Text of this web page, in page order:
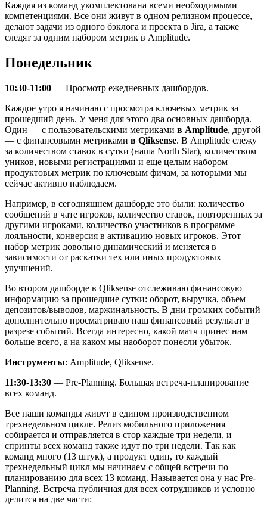
Каждая из команд укомплектована всеми необходимыми
компетенциями. Все они живут в одном релизном процессе,
делают задачи из одного бэклога и проекта в Jira, а также
следят за одним набором метрик в Amplitude.
Понедельник
10:30-11:00 — Просмотр ежедневных дашбордов.
Каждое утро я начинаю с просмотра ключевых метрик за
прошедший день. У меня для этого два основных дашборда.
Один — с пользовательскими метриками в Amplitude, другой
— с финансовыми метриками в Qliksense. В Amplitude слежу
за количеством ставок в сутки (наша North Star), количеством
уников, новыми регистрациями и еще целым набором
продуктовых метрик по ключевым фичам, за которыми мы
сейчас активно наблюдаем.
Например, в сегодняшнем дашборде это были: количество
сообщений в чате игроков, количество ставок, повторенных за
другими игроками, количество участников в программе
лояльности, конверсия в активацию новых игроков. Этот
набор метрик довольно динамический и меняется в
зависимости от раскатки тех или иных продуктовых
улучшений.
Во втором дашборде в Qliksense отслеживаю финансовую
информацию за прошедшие сутки: оборот, выручка, объем
депозитов/выводов, маржинальность. В дни громких событий
дополнительно просматриваю наш финансовый результат в
разрезе событий. Всегда интересно, какой матч принес нам
больше всего, а на каком мы наоборот понесли убыток.
Инструменты: Amplitude, Qliksense.
11:30-13:30 — Pre-Planning. Большая встреча-планирование
всех команд.
Все наши команды живут в едином производственном
трехнедельном цикле. Релиз мобильного приложения
собирается и отправляется в стор каждые три недели, и
спринты всех команд также идут по три недели. Так как
команд много (13 штук), а продукт один, то каждый
трехнедельный цикл мы начинаем с общей встречи по
планированию для всех 13 команд. Называется она у нас Pre-
Planning. Встреча публичная для всех сотрудников и условно
делится на две части: